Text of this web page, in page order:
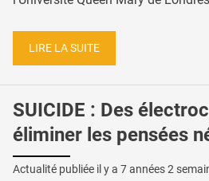
LIRE LA SUITE
SUICIDE : Des
éliminer les pensées
Actualité publiée il y a 7 années 2